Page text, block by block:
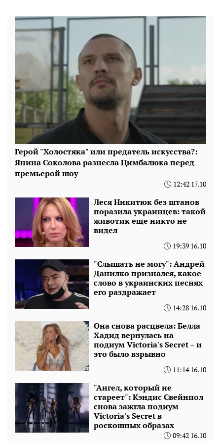
Герой "Холостяка" или предатель искусства?:
Янина Соколова разнесла Цимбалюка перед
премьерой шоу
12:42 17.10
Леся Никитюк без штанов
поразила украинцев: такой
животик еще никто не
видел
19:39 16.10
"Слышать не могу": Андрей
Данилко признался, какое
слово в украинских песнях
его раздражает
14:28 16.10
Она снова расцвела: Белла
Хадид вернулась на
подиум Victoria's Secret – и
это было взрывно
11:14 16.10
"Ангел, который не
стареет": Кэндис Свейнпол
снова зажгла подиум
Victoria's Secret в
роскошных образах
09:42 16.10